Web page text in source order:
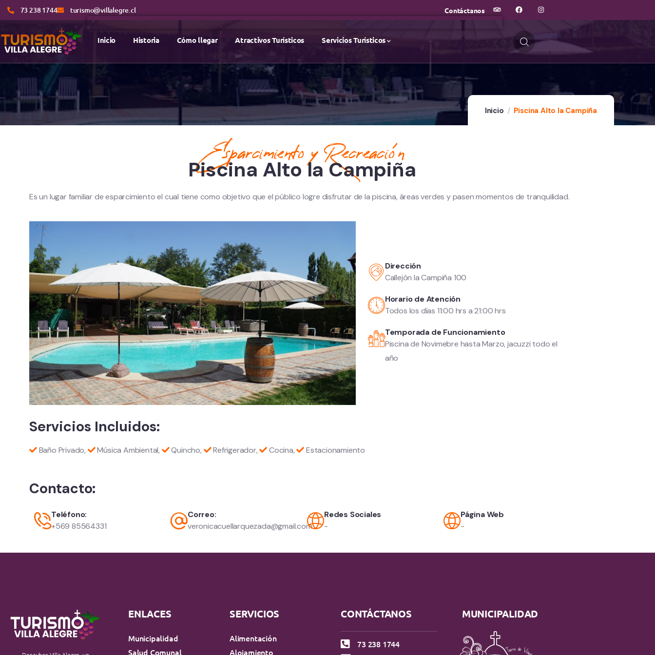
73 238 1744 turismo@villalegre.cl Contáctanos
Inicio Historia Cómo llegar Atractivos Turísticos Servicios Turísticos
Inicio Piscina Alto la Campiña
Esparcimiento y Recreación
Piscina Alto la Campiña
Es un lugar familiar de esparcimiento el cual tiene como objetivo que el público logre disfrutar de la piscina, áreas verdes y pasen momentos de tranquilidad.
Dirección
Callejón la Campiña 100
Horario de Atención
Todos los días 11:00 hrs a 21:00 hrs
Temporada de Funcionamiento
Piscina de Novimebre hasta Marzo, jacuzzi todo el
año
Servicios Incluidos:
Baño Privado, Música Ambiental, Quincho, Refrigerador, Cocina, Estacionamiento
Contacto:
Teléfono:
+569 85564331
Correo:
veronicacuellarquezada@gmail.com
Redes Sociales
-
Página Web
-
ENLACES
Municipalidad
Salud Comunal
SERVICIOS
Alimentación
Alojamiento
CONTÁCTANOS
73 238 1744
MUNICIPALIDAD